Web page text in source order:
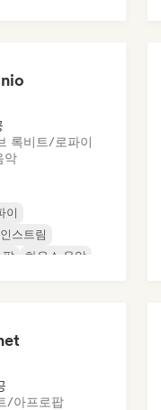
록비트/로파이
악
이
스트림
팝 하우스 음악
/아프로팝